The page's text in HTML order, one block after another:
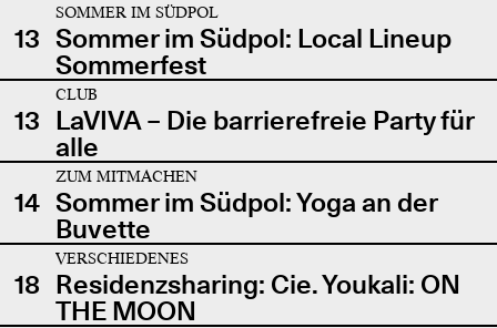
13
SOMMER IM SÜDPOL
Sommer im Südpol: Local Lineup
Sommerfest
13
CLUB
LaVIVA – Die barrierefreie Party für
alle
14
ZUM MITMACHEN
Sommer im Südpol: Yoga an der
Buvette
18
VERSCHIEDENES
Residenzsharing: Cie. Youkali: ON
THE MOON